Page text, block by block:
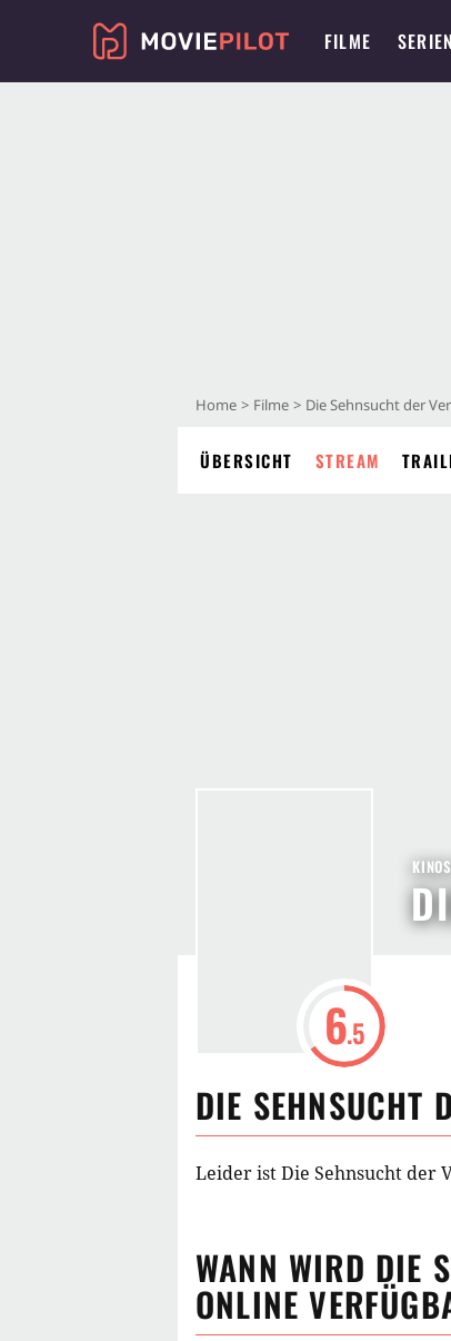
FILME SERIEN
Home Filme Die Sehnsucht der
ÜBERSICHT STREAM
6.5
DIE SEHNSUCHT
Leider ist Die Sehnsucht der
WANN WIRD DIE
ONLINE